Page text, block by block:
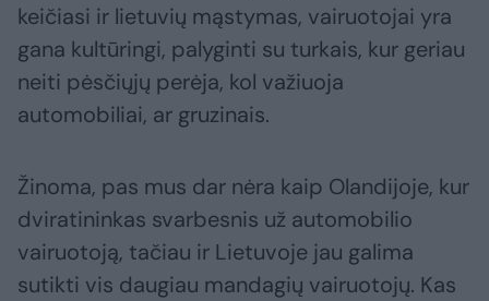
keičiasi ir lietuvių mąstymas, vairuotojai yra
gana kultūringi, palyginti su turkais, kur geriau
neiti pėsčiųjų perėja, kol važiuoja
automobiliai, ar gruzinais.
Žinoma, pas mus dar nėra kaip Olandijoje, kur
dviratininkas svarbesnis už automobilio
vairuotoją, tačiau ir Lietuvoje jau galima
sutikti vis daugiau mandagių vairuotojų. Kas